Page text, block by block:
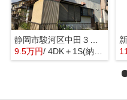
9.5万円/ 4DK＋1S(納戸)